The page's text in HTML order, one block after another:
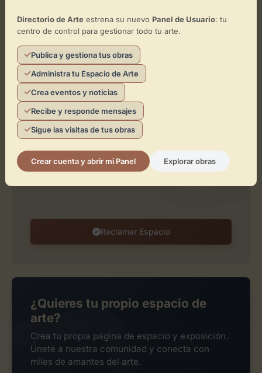
Leaflet
¿Eres el representante de este
espacio?
Reclámalo de forma gratuita para gestionar su
perfil, publicar exposiciones y añadir obras de
Reclamar Espacio
¿Quieres tu propio espacio de
arte?
Crea tu propia página de espacio y exposición.
Únete a nuestra comunidad y conecta con
miles de amantes del arte.
Directorio de Arteestrena su nuevo Panel de Usuario: tu
centro de control para gestionar todo tu arte.
Publica y gestiona tus obras
Administra tu Espacio de Arte
Crea eventos y noticias
Recibe y responde mensajes
Sigue las visitas de tus obras
Crear cuenta y abrir mi Panel Explorar obras